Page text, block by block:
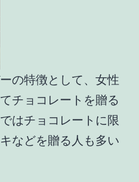
の特徴として、女性
チョコレートを贈る
はチョコレートに限
などを贈る人も多い